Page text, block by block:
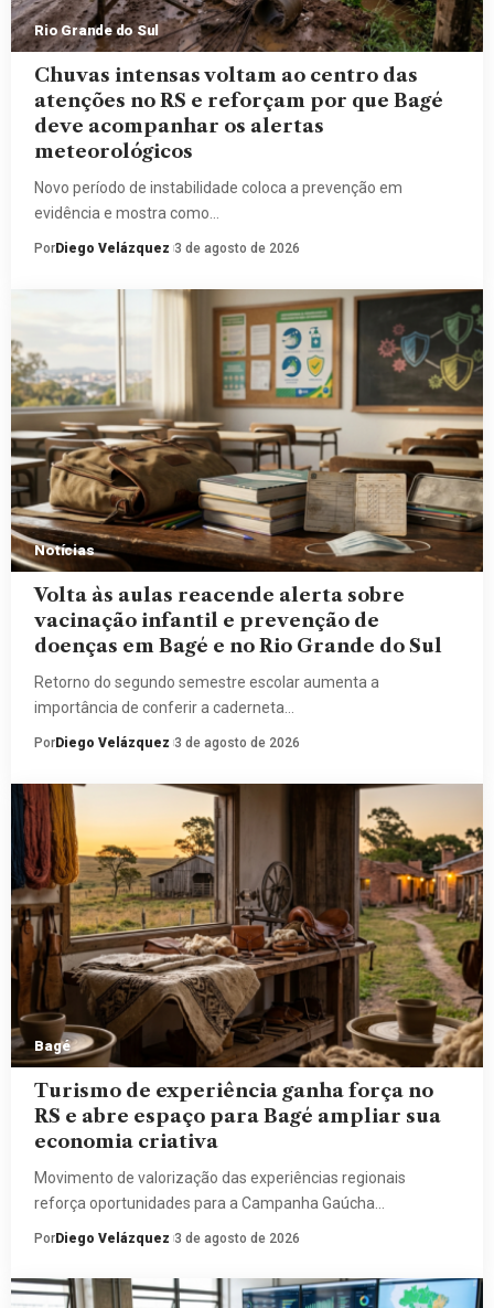
Rio Grande do Sul
Chuvas intensas voltam ao centro das
atenções no RS e reforçam por que Bagé
deve acompanhar os alertas
meteorológicos
Novo período de instabilidade coloca a prevenção em
evidência e mostra como…
Por Diego Velázquez 3 de agosto de 2026
Notícias
Volta às aulas reacende alerta sobre
vacinação infantil e prevenção de
doenças em Bagé e no Rio Grande do Sul
Retorno do segundo semestre escolar aumenta a
importância de conferir a caderneta…
Por Diego Velázquez 3 de agosto de 2026
Bagé
Turismo de experiência ganha força no
RS e abre espaço para Bagé ampliar sua
economia criativa
Movimento de valorização das experiências regionais
reforça oportunidades para a Campanha Gaúcha…
PorDiego Velázquez 3 de agosto de 2026